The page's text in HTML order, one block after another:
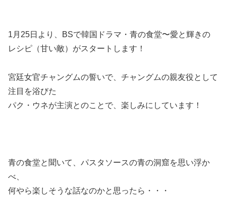
1月25日より、BSで韓国ドラマ・青の食堂〜愛と輝きの
レシピ（甘い敵）がスタートします！
宮廷女官チャングムの誓いで、チャングムの親友役として
注目を浴びた
パク・ウネが主演とのことで、楽しみにしています！
青の食堂と聞いて、パスタソースの青の洞窟を思い浮か
べ、
何やら楽しそうな話なのかと思ったら・・・